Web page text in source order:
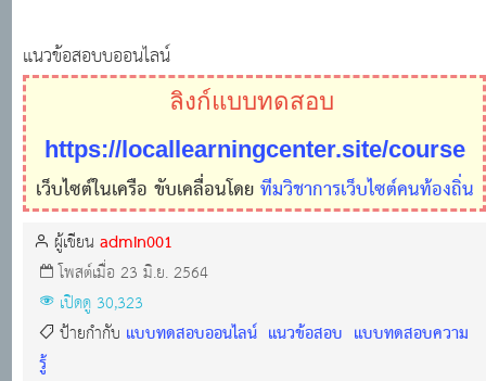
แนวข้อสอบบออนไลน์
ลิงก์แบบทดสอบ
https://locallearningcenter.site/course
เว็บไซต์ในเครือ ขับเคลื่อนโดยทีมวิชาการเว็บไซต์คนท้องถิ่น
ผู้เขียนadmin001
โพสต์เมื่อ 23 มิ.ย. 2564
เปิดดู 30,323
ป้ายกำกับ แบบทดสอบออนไลน์ แนวข้อสอบ แบบทดสอบความ
รู้